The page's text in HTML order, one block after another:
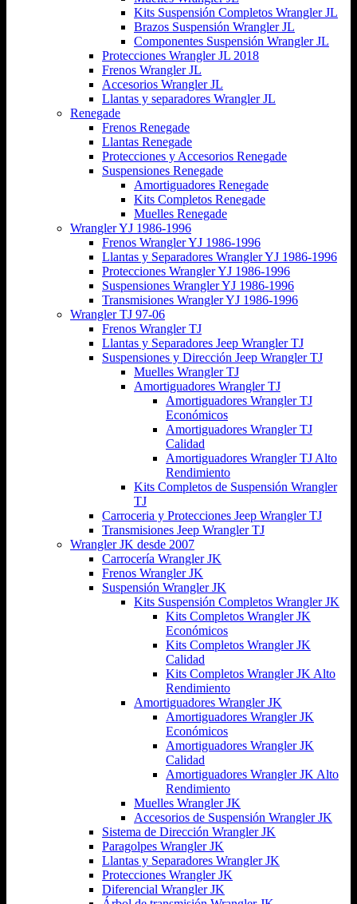
Kits Suspensión Completos Wrangler JL
Brazos Suspensión Wrangler JL
Componentes Suspensión Wrangler JL
Protecciones Wrangler JL 2018
Frenos Wrangler JL
Accesorios Wrangler JL
Llantas y separadores Wrangler JL
Renegade
Frenos Renegade
Llantas Renegade
Protecciones y Accesorios Renegade
Suspensiones Renegade
Amortiguadores Renegade
Kits Completos Renegade
Muelles Renegade
Wrangler YJ 1986-1996
Frenos Wrangler YJ 1986-1996
Llantas y Separadores Wrangler YJ 1986-1996
Protecciones Wrangler YJ 1986-1996
Suspensiones Wrangler YJ 1986-1996
Transmisiones Wrangler YJ 1986-1996
Wrangler TJ 97-06
Frenos Wrangler TJ
Llantas y Separadores Jeep Wrangler TJ
Suspensiones y Dirección Jeep Wrangler TJ
Muelles Wrangler TJ
Amortiguadores Wrangler TJ
Amortiguadores Wrangler TJ
Económicos
Amortiguadores Wrangler TJ
Calidad
Amortiguadores Wrangler TJ Alto
Rendimiento
Kits Completos de Suspensión Wrangler
TJ
Carroceria y Protecciones Jeep Wrangler TJ
Transmisiones Jeep Wrangler TJ
Wrangler JK desde 2007
Carrocería Wrangler JK
Frenos Wrangler JK
Suspensión Wrangler JK
Kits Suspensión Completos Wrangler JK
Kits Completos Wrangler JK
Económicos
Kits Completos Wrangler JK
Calidad
Kits Completos Wrangler JK Alto
Rendimiento
Amortiguadores Wrangler JK
Amortiguadores Wrangler JK
Económicos
Amortiguadores Wrangler JK
Calidad
Amortiguadores Wrangler JK Alto
Rendimiento
Muelles Wrangler JK
Accesorios de Suspensión Wrangler JK
Sistema de Dirección Wrangler JK
Paragolpes Wrangler JK
Llantas y Separadores Wrangler JK
Protecciones Wrangler JK
Diferencial Wrangler JK